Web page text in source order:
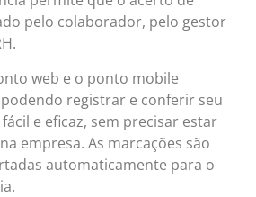
pelo colaborador, pelo gestor
web e o ponto mobile
registrar e conferir seu
e eficaz, sem precisar estar
empresa. As marcações são
automaticamente para o